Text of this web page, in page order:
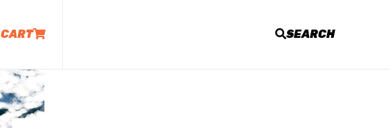
CART SEARCH